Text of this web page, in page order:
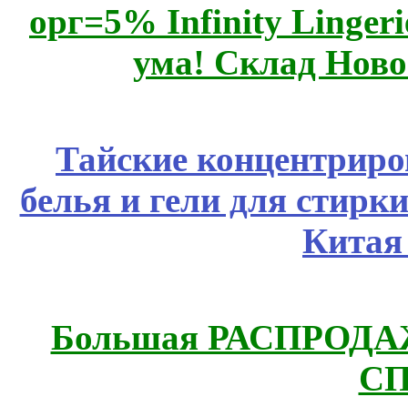
орг=5% Infinity
ума! Склад
Тайские
белья и гели для
Большая